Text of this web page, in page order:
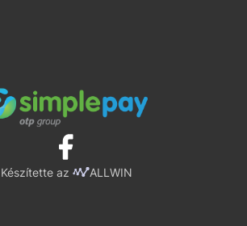
Készítette az ALLWIN